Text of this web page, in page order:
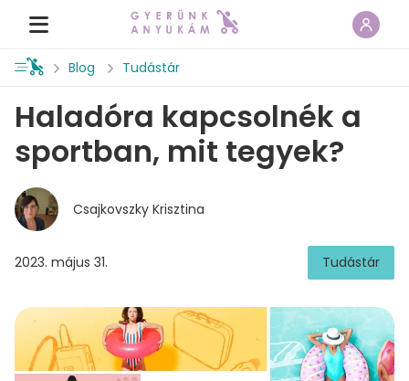
Blog Tudástár
Haladóra kapcsolnék a
sportban, mit tegyek?
Csajkovszky Krisztina
2023. május 31. Tudástár